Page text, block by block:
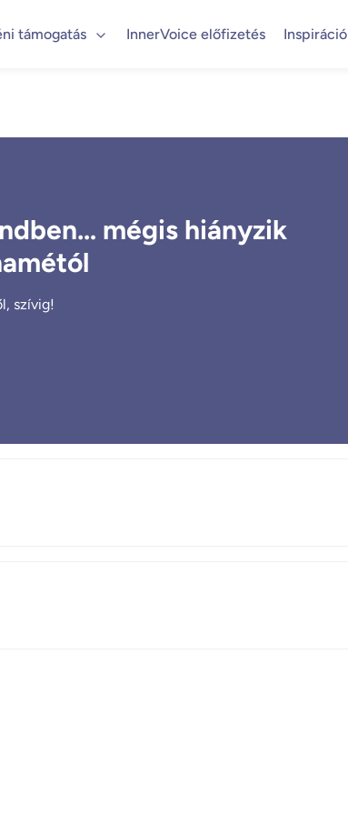
támogatás InnerVoice előfizetés Inspiráció
mégis hiányzik
szívig!